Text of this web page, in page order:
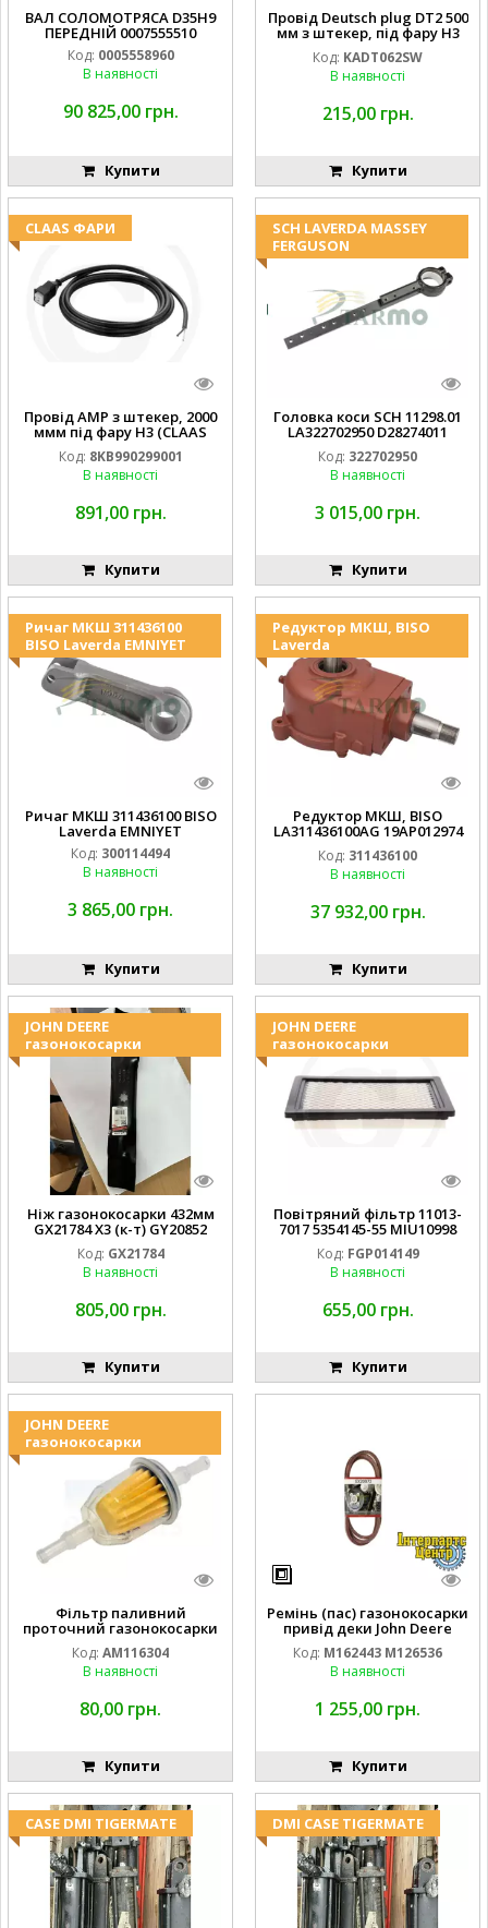
ВАЛ СОЛОМОТРЯСА D35H9
ПЕРЕДНІЙ 0007555510
Код: 0005558960
В наявності
90 825,00 грн.
Купити
Провід Deutsch plug DT2 500
мм з штекер, під фару H3
(JOHN DEERE AL116438
994.184.00) ) Kramp Hella
Код: KADT062SW
В наявності
215,00 грн.
Купити
CLAAS ФАРИ
Провід AMP з штекер, 2000
ммм під фару H3 (CLAAS
013733) Hella
Код: 8KB990299001
В наявності
891,00 грн.
Купити
SCH LAVERDA MASSEY
FERGUSON
Головка коси SCH 11298.01
LA322702950 D28274011
EMNIYET
Код: 322702950
В наявності
3 015,00 грн.
Купити
Ричаг МКШ 311436100
BISO Laverda EMNIYET
Ричаг МКШ 311436100 BISO
Laverda EMNIYET
Код: 300114494
В наявності
3 865,00 грн.
Купити
Редуктор МКШ, BISO
Laverda
Редуктор МКШ, BISO
LA311436100AG 19AP012974
Код: 311436100
В наявності
37 932,00 грн.
Купити
JOHN DEERE
газонокосарки
Ніж газонокосарки 432мм
GX21784 X3 (к-т) GY20852
AM137757 AM141035
Код: GX21784
В наявності
805,00 грн.
Купити
JOHN DEERE
газонокосарки
Повітряний фільтр 11013-
7017 5354145-55 MIU10998
FGP014149
Код: FGP014149
В наявності
655,00 грн.
Купити
JOHN DEERE
газонокосарки
Фільтр паливний
проточний газонокосарки
JOHN DEERE AM116304
GY20709
Код: AM116304
В наявності
80,00 грн.
Купити
Ремінь (пас) газонокосарки
привід деки John Deere
M162443 M126536
Код: M162443 M126536
В наявності
1 255,00 грн.
Купити
CASE DMI TIGERMATE DMI CASE TIGERMATE